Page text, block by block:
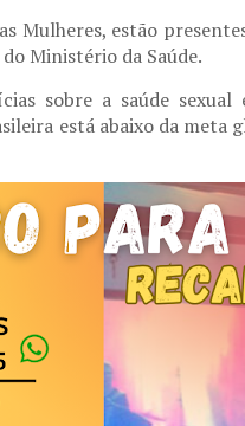
Mulheres, estão
Ministério da Saúde.
sobre a saúde
está abaixo da meta